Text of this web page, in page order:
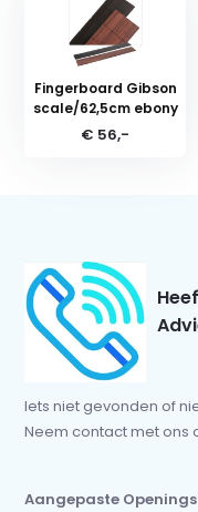
Fingerboard Gibson
scale/62,5cm ebony
€ 56,-
Iets niet gevonden of
Neem contact met ons
Aangepaste